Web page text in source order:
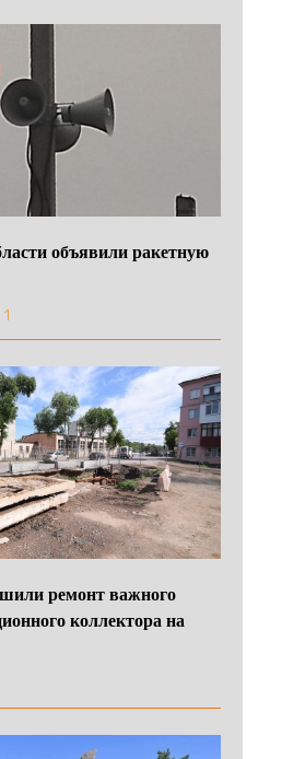
объявили ракетную
1
ремонт важного
коллектора на